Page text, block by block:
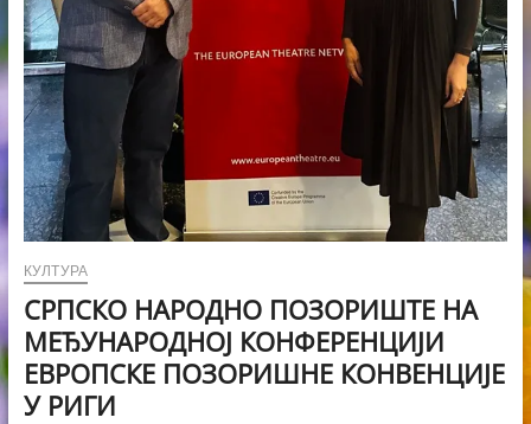
КУЛТУРА
СРПСКО НАРОДНО ПОЗОРИШТЕ НА
МЕЂУНАРОДНОЈ КОНФЕРЕНЦИЈИ
ЕВРОПСКЕ ПОЗОРИШНЕ КОНВЕНЦИЈЕ
У РИГИ